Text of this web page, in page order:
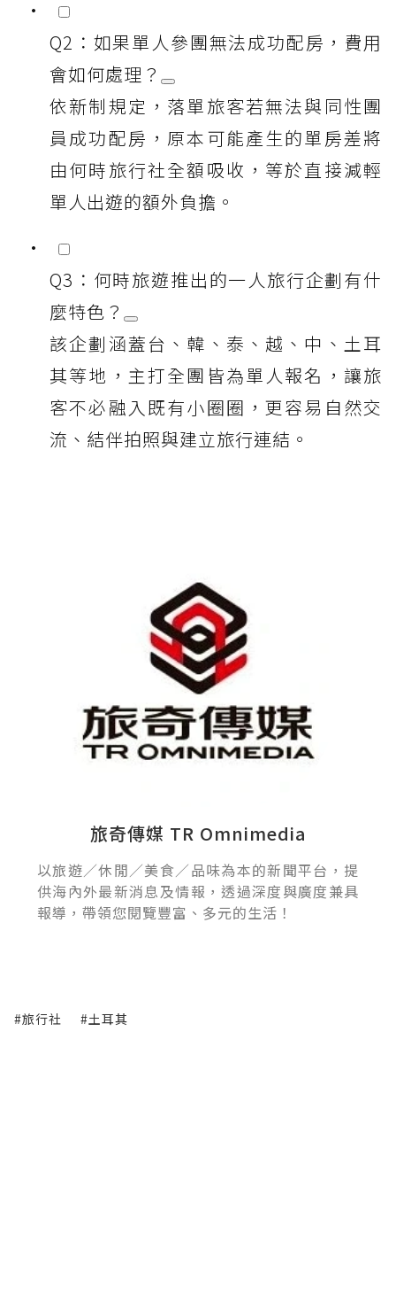
Q2：如果單人參團無法成功配房，費用
會如何處理？
依新制規定，落單旅客若無法與同性團
員成功配房，原本可能產生的單房差將
由何時旅行社全額吸收，等於直接減輕
單人出遊的額外負擔。
Q3：何時旅遊推出的一人旅行企劃有什
麼特色？
該企劃涵蓋台、韓、泰、越、中、土耳
其等地，主打全團皆為單人報名，讓旅
客不必融入既有小圈圈，更容易自然交
流、結伴拍照與建立旅行連結。
旅奇傳媒 TR Omnimedia
以旅遊／休閒／美食／品味為本的新聞平台，提
供海內外最新消息及情報，透過深度與廣度兼具
報導，帶領您閱覽豐富、多元的生活！
#旅行社 #土耳其